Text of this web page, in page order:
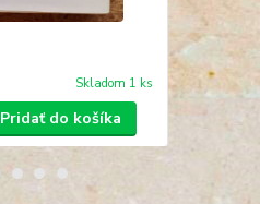
Skladom 1 ks
Pridať do košíka
Nero -
2,40